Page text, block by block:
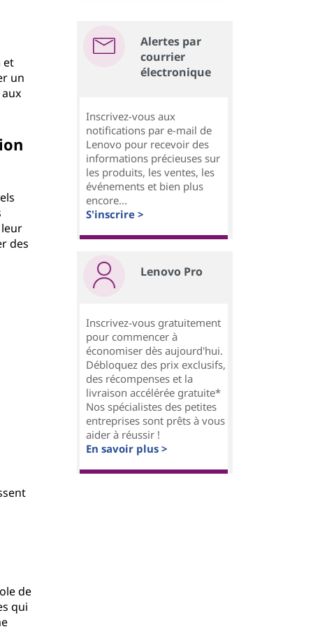
et
un
des
de
qui
Alertes par
courrier
électronique
Inscrivez-vous aux
notifications par e-mail de
Lenovo pour recevoir des
informations précieuses sur
les produits, les ventes, les
événements et bien plus
encore...
S'inscrire >
Lenovo Pro
Inscrivez-vous gratuitement
pour commencer à
économiser dès aujourd'hui.
Débloquez des prix exclusifs,
des récompenses et la
livraison accélérée gratuite*
Nos spécialistes des petites
entreprises sont prêts à vous
aider à réussir !
En savoir plus >